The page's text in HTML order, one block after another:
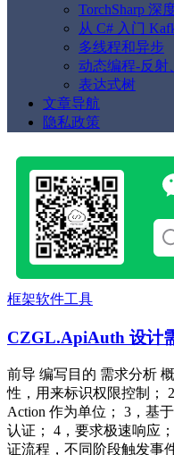
TorchSharp 深
从 C# 入门
多线程和异步
动态编程-反射
表达式树
文章导航
隐私政策
框架软件工具
CZGL.ApiAuth 设计
前导 编写目的 需求分析
性，用来标识权限控制；
Action 作为单位； 3，基
认证； 4，要求极速响应
证流程，不同阶段触发事